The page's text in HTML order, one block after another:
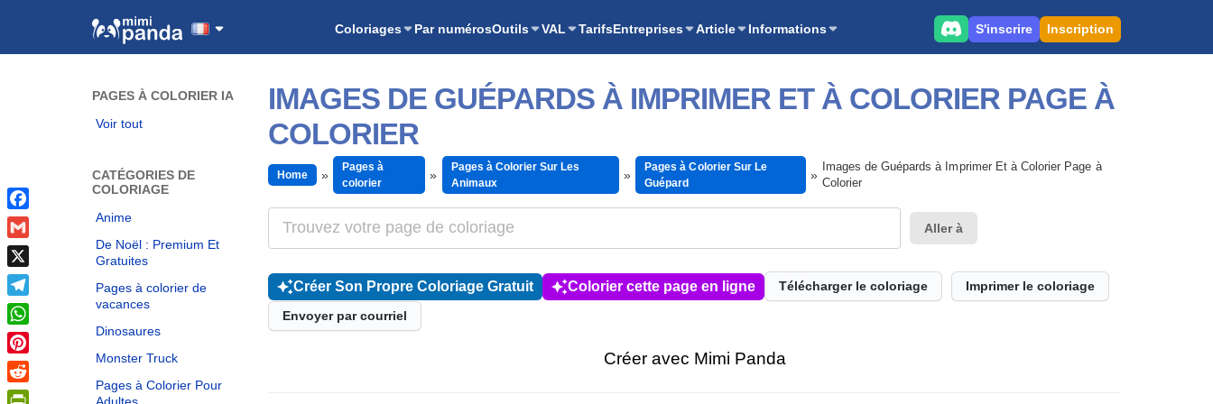
Coloriages Par numérosOutils VAL TarifsEntreprises Article Informations S'inscrire Inscription
PAGES À COLORIER IA
Voir tout
CATÉGORIES DE
COLORIAGE
Anime
De Noël : Premium Et
Gratuites
Pages à colorier de
vacances
Dinosaures
Monster Truck
Pages à Colorier Pour
IMAGES DE GUÉPARDS À IMPRIMER ET À COLORIER PAGE À
COLORIER
Home
Pages à
colorier
Pages à Colorier Sur Les
Animaux
Pages à Colorier Sur Le
Guépard
Images de Guépards à Imprimer Et à Colorier Page à
Colorier
Aller à
Créer Son Propre Coloriage Gratuit Colorier cette page en ligne Télécharger le coloriage Imprimer le coloriage
Envoyer par courriel
Créer avec Mimi Panda
Facebook
Gmail
X
Telegram
WhatsApp
Pinterest
Reddit